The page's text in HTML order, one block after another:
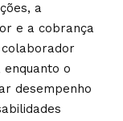
a
e a cobrança
enquanto o
desempenho